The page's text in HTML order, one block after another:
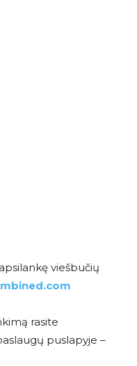
viešbučių
rasite
puslapyje –